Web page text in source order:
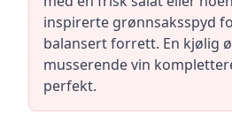
inspirerte grønnsaksspyd
balansert forrett. En kjølig
musserende vin
perfekt.